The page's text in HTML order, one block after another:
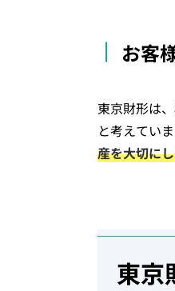
お客
東京財形は
と考えてい
産を大切に
東京